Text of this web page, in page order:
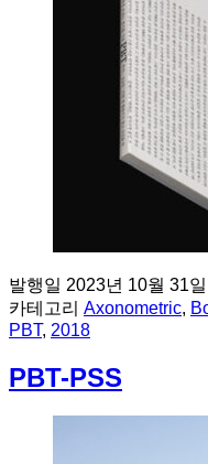
발행일 2023년 10월 31일
카테고리 Axonometric,
PBT, 2018
PBT-PSS